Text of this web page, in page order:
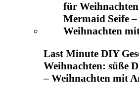
Last Minute DIY
Weihnachten: süße
– Weihnachten mit